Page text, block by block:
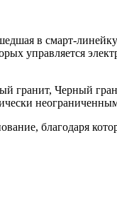
в смарт-
управляется
гранит, Черный
благодаря